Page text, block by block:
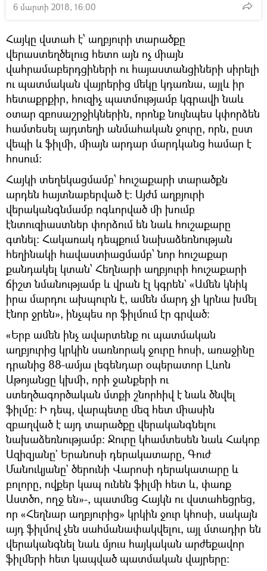
6 մարտի 2018, 16:00
Հայկը վստահ է՝ աղբյուրի տարածքը
վերաստեղծելուց հետո այն ոչ միայն
վահրամաբերդցիների ու հայաստանցիների սիրելի
ու պատմական վայրերից մեկը կդառնա, այլև իր
հետաքրքիր, հուզիչ պատմությամբ կգրավի նաև
օտար զբոսաշրջիկներին, որոնք նույնպես կփորձեն
համտեսել այդտեղի անմահական ջուրը, որն, ըստ
վեպի և ֆիլմի, միայն արդար մարդկանց համար է
հոսում:
Հայկի տեղեկացմամբ՝ հուշաքարի տարածքն
արդեն հայտնաբերված է: Այժմ աղբյուրի
վերականգնմամբ ոգևորված մի խումբ
էնտուզիաստներ փորձում են նաև հուշաքարը
գտնել: Հակառակ դեպքում նախաձեռնության
հեղինակի հավաստիացմամբ՝ նոր հուշաքար
քանդակել կտան՝ Հեղնարի աղբյուրի հուշաքարի
ճիշտ նմանությամբ և վրան էլ կգրեն` «Ամեն կնիկ
իրա մարդու ախպուրն է, ամեն մարդ չի կրնա խմել
էնոր ջրեն», ինչպես որ ֆիլմում էր գրված։
«Երբ ամեն ինչ ավարտենք ու պատմական
աղբյուրից կրկին սառնորակ ջուրը հոսի, առաջինը
դրանից 88-ամյա լեգենդար օպերատոր Լևոն
Աթոյանցը կխմի, որի ջանքերի ու
ստեղծագործական մտքի շնորհիվ է նաև ծնվել
ֆիլմը: Ի դեպ, վարպետը մեզ հետ միասին
զբաղված է այդ տարածքը վերականգնելու
նախաձեռնությամբ: Ջուրը կհամտեսեն նաև Հակոբ
Ազիզյանը` Երանոսի դերակատարը, Գուժ
Մանուկյանը` ծերունի Վարոսի դերակատարը և
բոլորը, ովքեր կապ ունեն ֆիլմի հետ և, փառք
Աստծո, ողջ են»-, պատմեց Հայկն ու վստահեցրեց,
որ «Հեղնար աղբյուրից» կրկին ջուր կհոսի, սակայն
այդ ֆիլմով չեն սահմանափակվելու, այլ մտադիր են
վերականգնել նաև մյուս հայկական արժեքավոր
ֆիլմերի հետ կապված պատմական վայրերը: